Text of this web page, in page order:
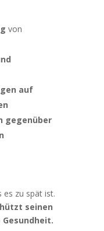
von
auf
gegenüber
es zu spät ist.
seinen